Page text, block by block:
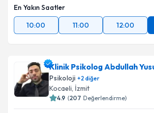
En Yakın Saatler
10:00
11:00 12:00
Klinik Psikolog Abdullah
Psikoloji +2 diğer
Kocaeli, İzmit
4.9 (207 Değerlendirme)